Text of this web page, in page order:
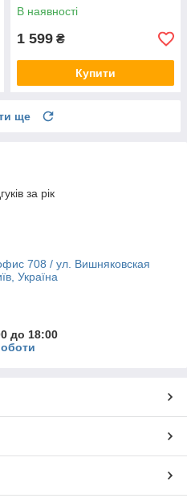
В наявності
1 599 ₴
Купити
ще
за рік
708 / ул. Вишняковская
Україна
до 18:00